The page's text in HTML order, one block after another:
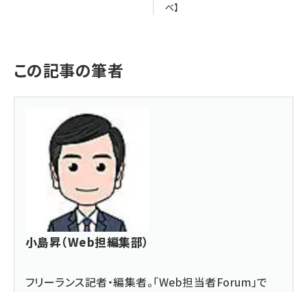
べ】
この記事の筆者
小島昇（Web担編集部）
フリーランス記者・編集者。「Web担当者Forum」で